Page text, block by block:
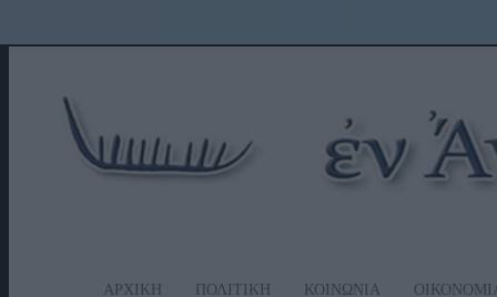
ΑΡΧΙΚΗ ΠΟΛΙΤΙΚΗ ΚΟΙΝΩΝΙΑ